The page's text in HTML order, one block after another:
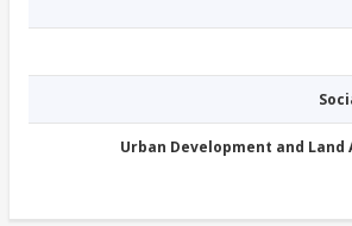
Urban Development